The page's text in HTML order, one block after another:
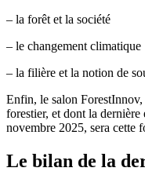
– la forêt et la société
– le changement climatique
– la filière et la notion de
Enfin, le salon
forestier, et dont la
novembre 2025, sera cette
Le bilan de la